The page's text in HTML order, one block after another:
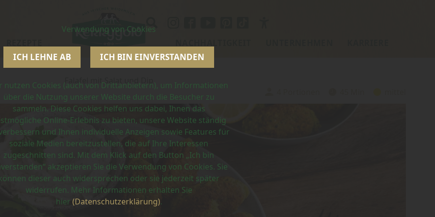
Verwendung von Cookies
ICH LEHNE AB ICH BIN EINVERSTANDEN
nutzen Cookies (auch von Drittanbietern), um Informationen
über die Nutzung unserer Website durch die Besucher zu
sammeln. Diese Cookies helfen uns dabei, Ihnen das
Online-Erlebnis zu bieten, unsere Website ständig
und Ihnen individuelle Anzeigen sowie Features für
soziale Medien bereitzustellen, die auf Ihre Interessen
zugeschnitten sind. Mit dem Klick auf den Button „Ich bin
akzeptieren Sie die Verwendung von Cookies. Sie
dieser auch widersprechen oder sie jederzeit später
widerrufen. Mehr Informationen erhalten Sie
hier (Datenschutzerklärung).
Falafel mit Salat und Dip